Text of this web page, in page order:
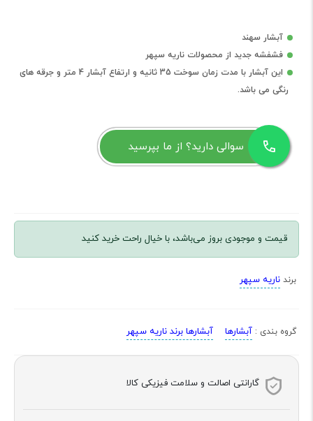
آبشار سهند
فشفشه جدید از محصولات ناریه سپهر
این آبشار با مدت زمان سوخت 35 ثانیه و ارتفاع آبشار 4 متر و جرقه های
رنگی می باشد.
سوالی دارید؟ از ما بپرسید
قیمت و موجودی بروز می‌باشد، با خیال راحت خرید کنید
برند ناریه سپهر
گروه بندی : آبشارها آبشارها برند ناریه سپهر
گارانتی اصالت و سلامت فیزیکی کالا